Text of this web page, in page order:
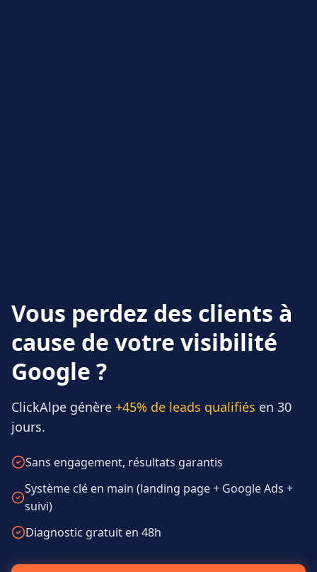
Vous perdez des clients à
cause de votre visibilité
Google ?
ClickAlpe génère +45% de leads qualifiés en 30
jours.
Sans engagement, résultats garantis
Système clé en main (landing page + Google Ads +
suivi)
Diagnostic gratuit en 48h